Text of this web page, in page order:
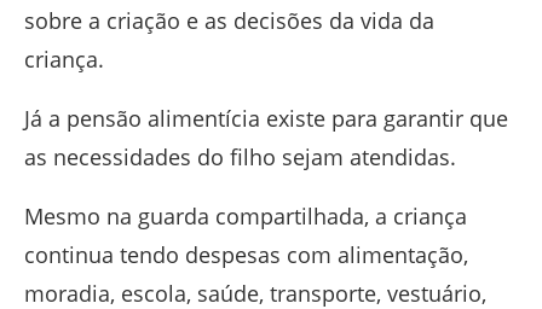
sobre a criação e as decisões da vida da
criança.
Já a pensão alimentícia existe para garantir que
as necessidades do filho sejam atendidas.
Mesmo na guarda compartilhada, a criança
continua tendo despesas com alimentação,
moradia, escola, saúde, transporte, vestuário,